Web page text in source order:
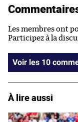
Les membres ont
Participez à la
Voir les 10
À lire aussi